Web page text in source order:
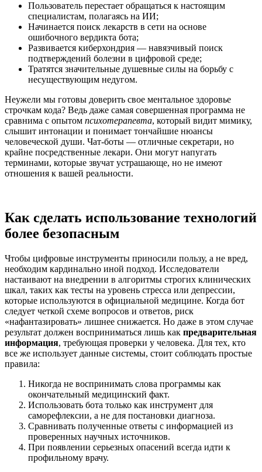
Пользователь перестает обращаться к настоящим
специалистам, полагаясь на ИИ;
Начинается поиск лекарств в сети на основе
ошибочного вердикта бота;
Развивается киберхондрия — навязчивый поиск
подтверждений болезни в цифровой среде;
Тратятся значительные душевные силы на борьбу с
несуществующим недугом.
Неужели мы готовы доверить свое ментальное здоровье
строчкам кода? Ведь даже самая совершенная программа не
сравнима с опытом психотерапевта, который видит мимику,
слышит интонации и понимает тончайшие нюансы
человеческой души. Чат-боты — отличные секретари, но
крайне посредственные лекари. Они могут напугать
терминами, которые звучат устрашающе, но не имеют
отношения к вашей реальности.
Как сделать использование технологий
более безопасным
Чтобы цифровые инструменты приносили пользу, а не вред,
необходим кардинально иной подход. Исследователи
настаивают на внедрении в алгоритмы строгих клинических
шкал, таких как тесты на уровень стресса или депрессии,
которые используются в официальной медицине. Когда бот
следует четкой схеме вопросов и ответов, риск
«нафантазировать» лишнее снижается. Но даже в этом случае
результат должен восприниматься лишь как предварительная
информация, требующая проверки у человека. Для тех, кто
все же использует данные системы, стоит соблюдать простые
правила:
Никогда не воспринимать слова программы как
окончательный медицинский факт.
Использовать бота только как инструмент для
саморефлексии, а не для постановки диагноза.
Сравнивать полученные ответы с информацией из
проверенных научных источников.
При появлении серьезных опасений всегда идти к
профильному врачу.